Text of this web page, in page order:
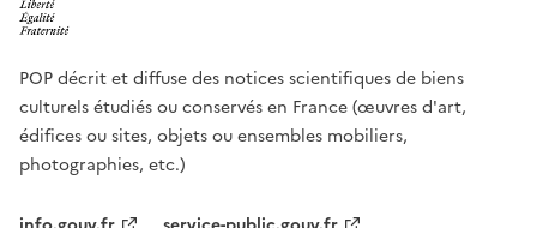
POP décrit et diffuse des notices scientifiques de biens
culturels étudiés ou conservés en France (œuvres d'art,
édifices ou sites, objets ou ensembles mobiliers,
photographies, etc.)